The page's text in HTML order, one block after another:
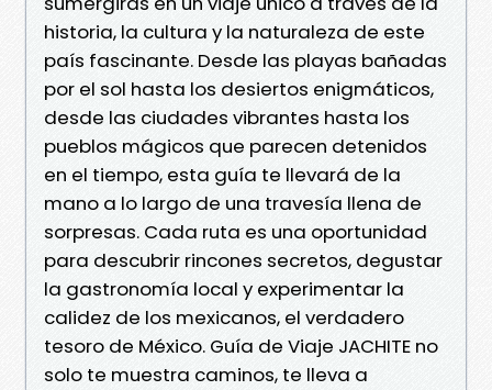
historia, la cultura y la naturaleza de este
país fascinante. Desde las playas bañadas
por el sol hasta los desiertos enigmáticos,
desde las ciudades vibrantes hasta los
pueblos mágicos que parecen detenidos
en el tiempo, esta guía te llevará de la
mano a lo largo de una travesía llena de
sorpresas. Cada ruta es una oportunidad
para descubrir rincones secretos, degustar
la gastronomía local y experimentar la
calidez de los mexicanos, el verdadero
tesoro de México. Guía de Viaje JACHITE no
solo te muestra caminos, te lleva a